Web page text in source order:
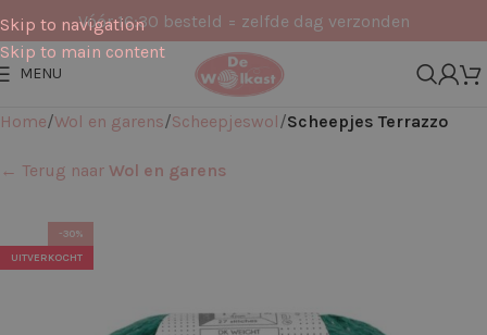
Skip to navigation
Skip to main content
Vóór 16:30 besteld = zelfde dag verzonden
MENU
Home Wol en garens Scheepjeswol Scheepjes Terrazzo
← Terug naar Wol en garens
-30%
UITVERKOCHT